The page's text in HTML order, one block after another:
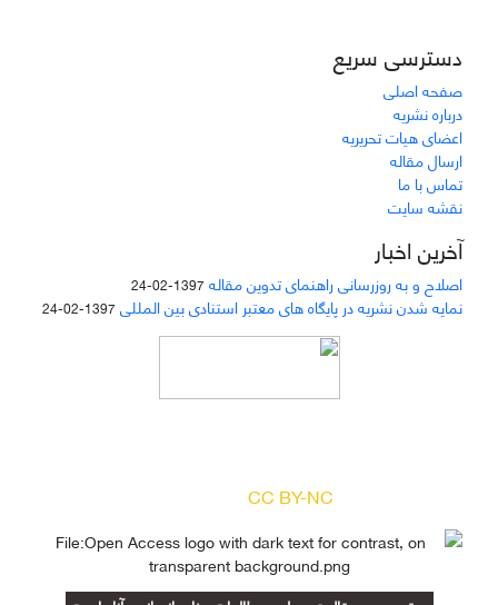
دسترسی سریع
صفحه اصلی
درباره نشریه
اعضای هیات تحریریه
ارسال مقاله
تماس با ما
نقشه سایت
آخرین اخبار
اصلاح و به روزرسانی راهنمای تدوین مقاله 1397-02-24
نمایه شدن نشریه در پایگاه های معتبر استنادی بین المللی 1397-02-24
CC BY-NC